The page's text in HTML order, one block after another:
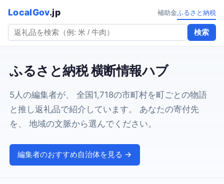
LocalGov.jp
検索
補助金ふるさと納税
ふるさと納税 横断情報ハブ
5人の編集者が、 全国1,718の市町村を町ごとの物語
と推し返礼品で紹介しています。 あなたの寄付先
を、 地域の文脈から選んでください。
編集者のおすすめ自治体を見る →